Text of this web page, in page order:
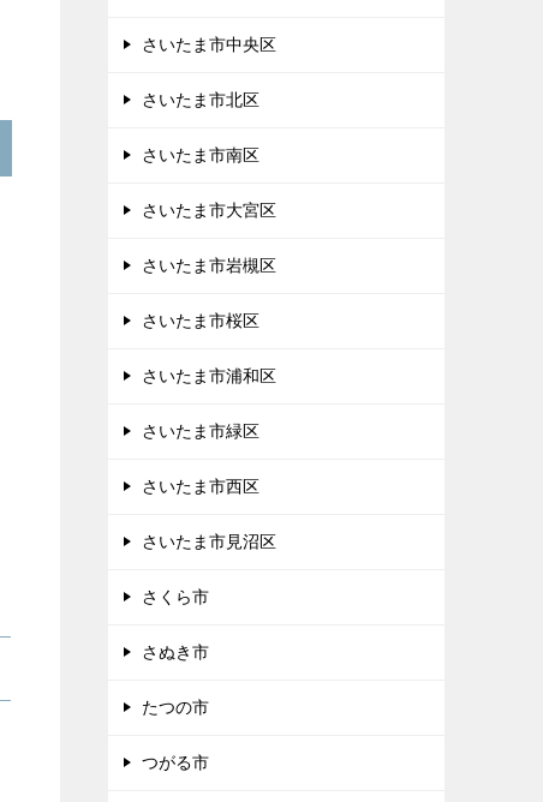
さいたま市中央区
さいたま市北区
さいたま市南区
さいたま市大宮区
さいたま市岩槻区
さいたま市桜区
さいたま市浦和区
さいたま市緑区
さいたま市西区
さいたま市見沼区
さくら市
さぬき市
たつの市
つがる市